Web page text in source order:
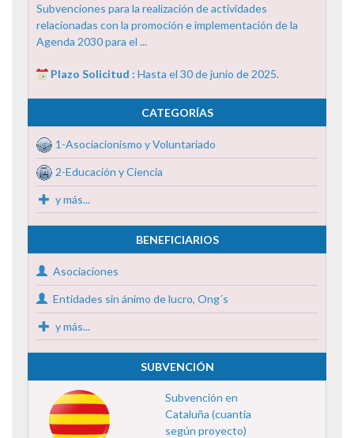
Subvenciones para la realización de actividades
relacionadas con la promoción e implementación de la
Agenda 2030 para el ...
Plazo Solicitud : Hasta el 30 de junio de 2025.
CATEGORÍAS
1-Asociacionismo y Voluntariado
2-Educación y Ciencia
y más...
BENEFICIARIOS
Asociaciones
Entidades sin ánimo de lucro, Ong´s
y más...
SUBVENCIÓN
Subvención en
Cataluña (cuantía
según proyecto)